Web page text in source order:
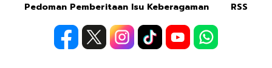
Pedoman Pemberitaan Isu Keberagaman
RSS